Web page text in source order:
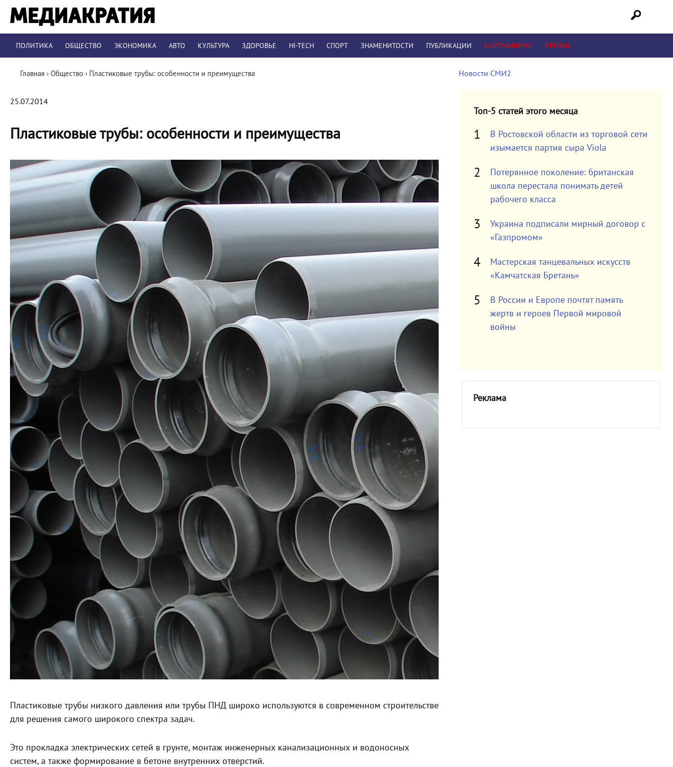
ПОЛИТИКА ОБЩЕСТВО ЭКОНОМИКА АВТО КУЛЬТУРА ЗДОРОВЬЕ HI-TECH СПОРТ ЗНАМЕНИТОСТИ ПУБЛИКАЦИИ КОРОНАВИРУС КРИЗИС
Главная › Общество › Пластиковые трубы: особенности и преимущества
25.07.2014
Пластиковые трубы: особенности и преимущества
Пластиковые трубы низкого давления или трубы ПНД широко используются в современном строительстве
для решения самого широкого спектра задач.
Это прокладка электрических сетей в грунте, монтаж инженерных канализационных и водоносных
систем, а также формирование в бетоне внутренних отверстий.
Новости СМИ2
Топ-5 статей этого месяца
В Ростовской области из торговой сети
изымается партия сыра Viola
Потерянное поколение: британская
школа перестала понимать детей
рабочего класса
Украина подписали мирный договор с
«Газпромом»
Мастерская танцевальных искусств
«Камчатская Бретань»
В России и Европе почтят память
жертв и героев Первой мировой
войны
Реклама